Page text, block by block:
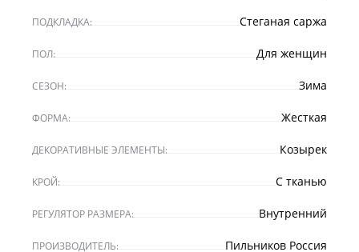
ПОДКЛАДКА: Стеганая саржа
ПОЛ: Для женщин
СЕЗОН: Зима
ФОРМА: Жесткая
ДЕКОРАТИВНЫЕ ЭЛЕМЕНТЫ: Козырек
КРОЙ: С тканью
РЕГУЛЯТОР РАЗМЕРА: Внутренний
ПРОИЗВОДИТЕЛЬ: Пильников Россия